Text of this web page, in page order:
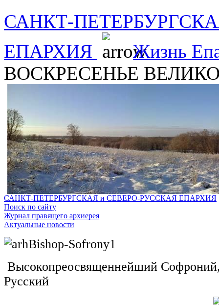
САНКТ-
ЕПАРХИЯ
Жизнь
ВОСКРЕСЕНЬЕ
САНКТ-ПЕТЕРБУРГСКАЯ и СЕВЕРО-РУССКАЯ ЕПАРХИЯ
Поиск по сайту
Журнал правящего архиерея
Актуальные новости
Высокопреосвященнейший
Русский